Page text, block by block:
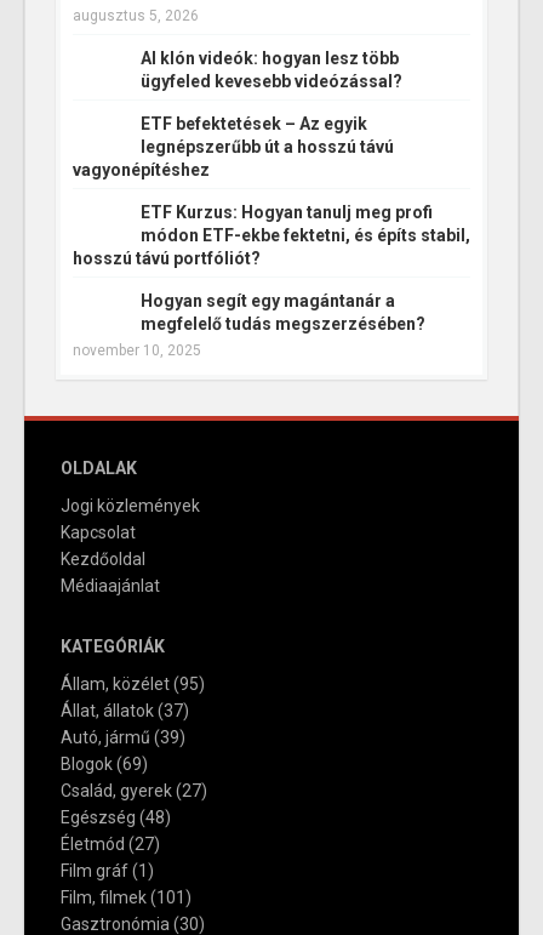
augusztus 5, 2026
AI klón videók: hogyan lesz több
ügyfeled kevesebb videózással?
ETF befektetések – Az egyik
legnépszerűbb út a hosszú távú
vagyonépítéshez
ETF Kurzus: Hogyan tanulj meg profi
módon ETF-ekbe fektetni, és építs stabil,
hosszú távú portfóliót?
Hogyan segít egy magántanár a
megfelelő tudás megszerzésében?
november 10, 2025
OLDALAK
Jogi közlemények
Kapcsolat
Kezdőoldal
Médiaajánlat
KATEGÓRIÁK
Állam, közélet(95)
Állat, állatok(37)
Autó, jármű (39)
Blogok(69)
Család, gyerek(27)
Egészség (48)
Életmód (27)
Film gráf(1)
Film, filmek(101)
Gasztronómia (30)